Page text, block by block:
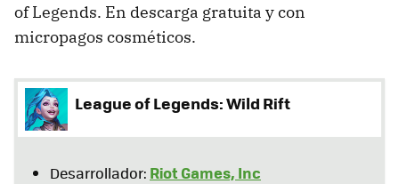
of Legends. En descarga gratuita y con
micropagos cosméticos.
League of Legends: Wild Rift
Desarrollador: Riot Games, Inc